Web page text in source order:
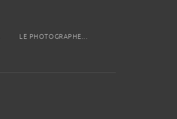
LE PHOTOGRAPHE...